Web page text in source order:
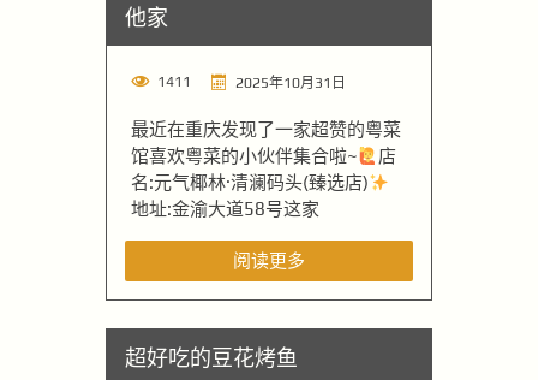
他家
1411 2025年10月31日
最近在重庆发现了一家超赞的粤菜
馆喜欢粤菜的小伙伴集合啦~
店
名:元气椰林·清澜码头(臻选店)
地址:金渝大道58号这家
阅读更多
超好吃的豆花烤鱼